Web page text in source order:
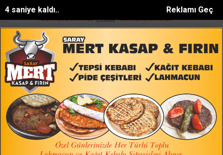
Reklamı Geç
4 saniye kaldı..
SON DAKİKA:
62 aranan... Alanyada sazlık alanda yangın Çoban köpeğini
Aytac Sasmaz Haberleri